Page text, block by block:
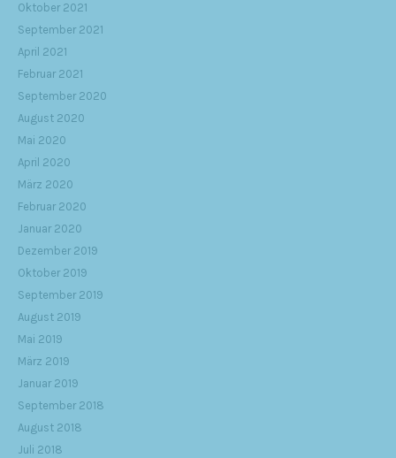
Oktober 2021
September 2021
April 2021
Februar 2021
September 2020
August 2020
Mai 2020
April 2020
März 2020
Februar 2020
Januar 2020
Dezember 2019
Oktober 2019
September 2019
August 2019
Mai 2019
März 2019
Januar 2019
September 2018
August 2018
Juli 2018